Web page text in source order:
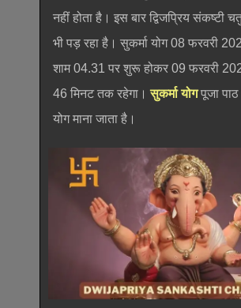
नहीं होता है। इस बार द्विजप्रिय संकष्टी
भी पड़ रहा है। सुकर्मा योग 08 फरवरी
शाम 04.31 पर शुरू होकर 09 फरवरी
46 मिनट तक रहेगा।सुकर्मा योगपूजा
योग माना जाता है।